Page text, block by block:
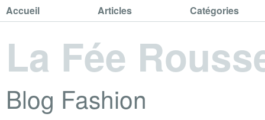
Accueil Articles Catégories
La Fée
Blog Fashion